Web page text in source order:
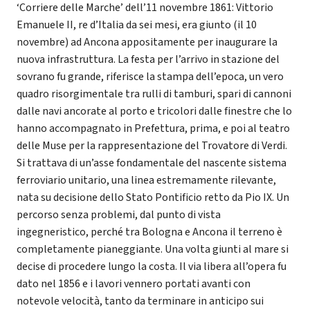
‘Corriere delle Marche’ dell’11 novembre 1861: Vittorio
Emanuele II, re d’Italia da sei mesi, era giunto (il 10
novembre) ad Ancona appositamente per inaugurare la
nuova infrastruttura. La festa per l’arrivo in stazione del
sovrano fu grande, riferisce la stampa dell’epoca, un vero
quadro risorgimentale tra rulli di tamburi, spari di cannoni
dalle navi ancorate al porto e tricolori dalle finestre che lo
hanno accompagnato in Prefettura, prima, e poi al teatro
delle Muse per la rappresentazione del Trovatore di Verdi.
Si trattava di un’asse fondamentale del nascente sistema
ferroviario unitario, una linea estremamente rilevante,
nata su decisione dello Stato Pontificio retto da Pio IX. Un
percorso senza problemi, dal punto di vista
ingegneristico, perché tra Bologna e Ancona il terreno è
completamente pianeggiante. Una volta giunti al mare si
decise di procedere lungo la costa. Il via libera all’opera fu
dato nel 1856 e i lavori vennero portati avanti con
notevole velocità, tanto da terminare in anticipo sui